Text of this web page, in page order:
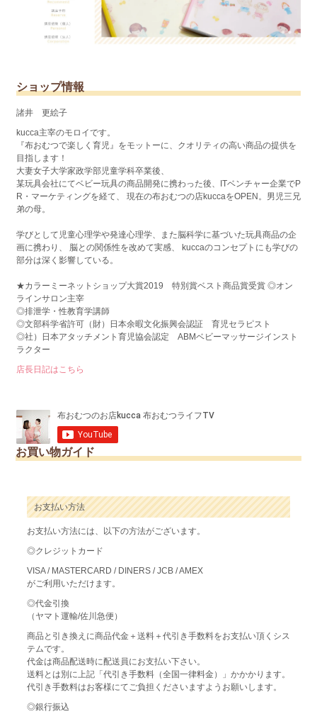
ショップ情報
諸井 更絵子
kucca主宰のモロイです。
『布おむつで楽しく育児』をモットーに、クオリティの高い商品の提供を
目指します！
大妻女子大学家政学部児童学科卒業後、
某玩具会社にてベビー玩具の商品開発に携わった後、ITベンチャー企業でP
R・マーケティングを経て、 現在の布おむつの店kuccaをOPEN。男児三兄
弟の母。
学びとして児童心理学や発達心理学、また脳科学に基づいた玩具商品の企
画に携わり、 脳との関係性を改めて実感、 kuccaのコンセプトにも学びの
部分は深く影響している。
★カラーミーネットショップ大賞2019 特別賞ベスト商品賞受賞 ◎オン
ラインサロン主宰
◎排泄学・性教育学講師
◎文部科学省許可（財）日本余暇文化振興会認証 育児セラピスト
◎社）日本アタッチメント育児協会認定 ABMベビーマッサージインスト
ラクター
店長日記はこちら
お買い物ガイド
お支払い方法
お支払い方法には、以下の方法がございます。
◎クレジットカード
VISA / MASTERCARD / DINERS / JCB / AMEX
がご利用いただけます。
◎代金引換
（ヤマト運輸/佐川急便）
商品と引き換えに商品代金＋送料＋代引き手数料をお支払い頂くシス
テムです。
代金は商品配送時に配送員にお支払い下さい。
送料とは別に上記「代引き手数料（全国一律料金）」かかかります。
代引き手数料はお客様にてご負担くださいますようお願いします。
◎銀行振込